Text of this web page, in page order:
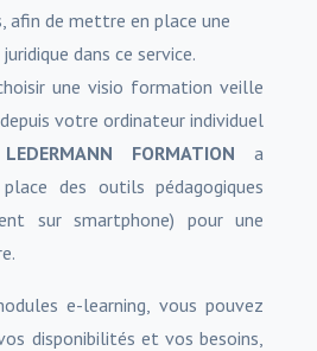
afin de mettre en place une
dans ce service.
une visio formation veille
votre ordinateur individuel
LEDERMANN FORMATION a
des outils pédagogiques
sur smartphone) pour une
e-learning, vous pouvez
disponibilités et vos besoins,